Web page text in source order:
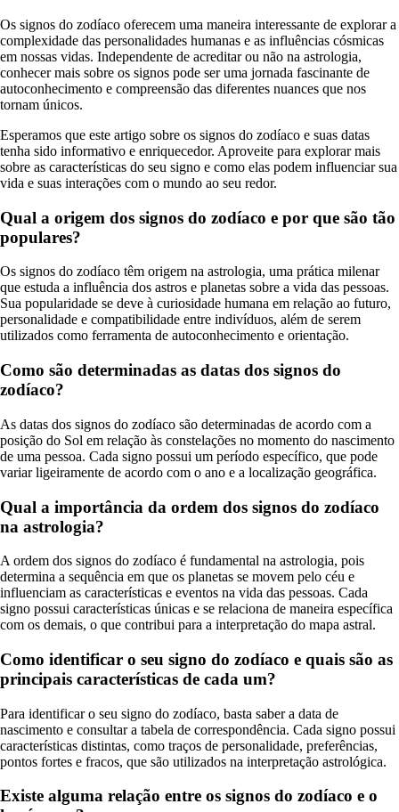
Os signos do zodíaco oferecem uma maneira interessante de explorar a
complexidade das personalidades humanas e as influências cósmicas
em nossas vidas. Independente de acreditar ou não na astrologia,
conhecer mais sobre os signos pode ser uma jornada fascinante de
autoconhecimento e compreensão das diferentes nuances que nos
tornam únicos.
Esperamos que este artigo sobre os signos do zodíaco e suas datas
tenha sido informativo e enriquecedor. Aproveite para explorar mais
sobre as características do seu signo e como elas podem influenciar sua
vida e suas interações com o mundo ao seu redor.
Qual a origem dos signos do zodíaco e por que são tão
populares?
Os signos do zodíaco têm origem na astrologia, uma prática milenar
que estuda a influência dos astros e planetas sobre a vida das pessoas.
Sua popularidade se deve à curiosidade humana em relação ao futuro,
personalidade e compatibilidade entre indivíduos, além de serem
utilizados como ferramenta de autoconhecimento e orientação.
Como são determinadas as datas dos signos do
zodíaco?
As datas dos signos do zodíaco são determinadas de acordo com a
posição do Sol em relação às constelações no momento do nascimento
de uma pessoa. Cada signo possui um período específico, que pode
variar ligeiramente de acordo com o ano e a localização geográfica.
Qual a importância da ordem dos signos do zodíaco
na astrologia?
A ordem dos signos do zodíaco é fundamental na astrologia, pois
determina a sequência em que os planetas se movem pelo céu e
influenciam as características e eventos na vida das pessoas. Cada
signo possui características únicas e se relaciona de maneira específica
com os demais, o que contribui para a interpretação do mapa astral.
Como identificar o seu signo do zodíaco e quais são as
principais características de cada um?
Para identificar o seu signo do zodíaco, basta saber a data de
nascimento e consultar a tabela de correspondência. Cada signo possui
características distintas, como traços de personalidade, preferências,
pontos fortes e fracos, que são utilizados na interpretação astrológica.
Existe alguma relação entre os signos do zodíaco e o